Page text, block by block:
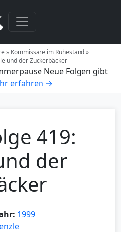
» Kommissare im Ruhestand»
und der Zuckerbäcker
Neue Folgen gibt
erfahren →
419:
der
1999